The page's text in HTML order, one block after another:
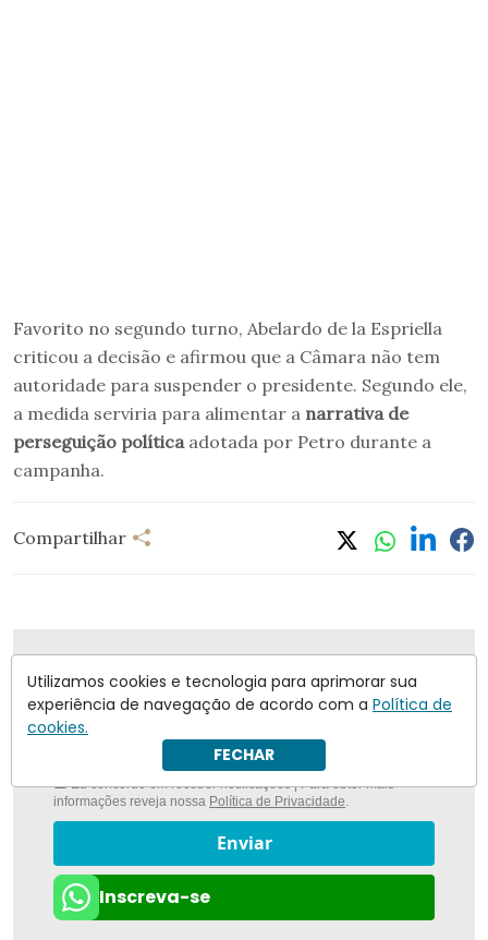
Favorito no segundo turno, Abelardo de la Espriella
criticou a decisão e afirmou que a Câmara não tem
autoridade para suspender o presidente. Segundo ele,
a medida serviria para alimentar a narrativa de
perseguição política adotada por Petro durante a
campanha.
Compartilhar
Antagonista
Eu concordo em receber notificações | Para obter mais
informações reveja nossa Política de Privacidade
Enviar
Inscreva-se
Utilizamos cookies e tecnologia para aprimorar sua
experiência de navegação de acordo com a Política de
cookies.
FECHAR